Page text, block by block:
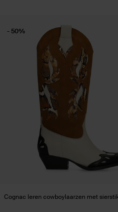
Cognac leren cowboylaarzen met
- 50%